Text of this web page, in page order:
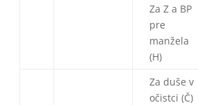
Za Z a BP
pre
manžela
(H)
Za duše v
očistci (Č)